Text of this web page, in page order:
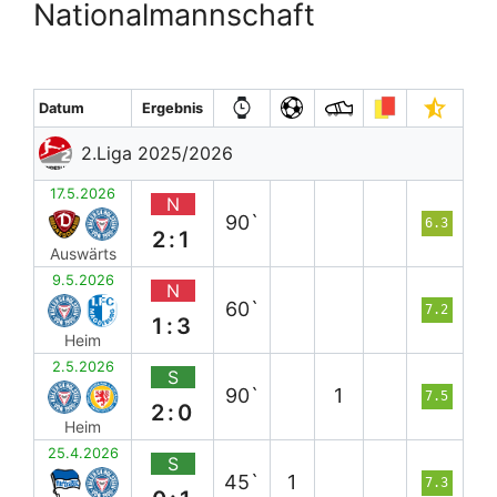
Nationalmannschaft
Datum Ergebnis
2.Liga 2025/2026
17.5.2026
Auswärts
N
2:1
90` 6.3
9.5.2026
Heim
N
1:3
60` 7.2
2.5.2026
Heim
S
2:0
90` 1 7.5
25.4.2026 S
45` 1 7.3